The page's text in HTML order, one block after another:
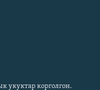
укуктар корголгон.